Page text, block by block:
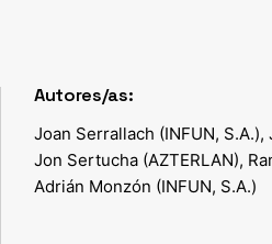
Autores/as:
Joan Serrallach (INFUN, S.A.),
Jon Sertucha (AZTERLAN),
Adrián Monzón (INFUN, S.A.)